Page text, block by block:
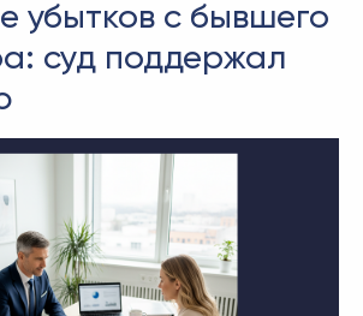
убытков с бывшего
суд поддержал